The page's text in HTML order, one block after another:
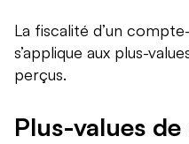
La fiscalité d’un
s’applique aux plus-
perçus.
Plus-values de